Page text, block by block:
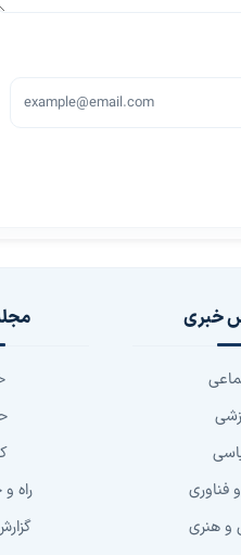
خبری
فناوری
و هنری
راه